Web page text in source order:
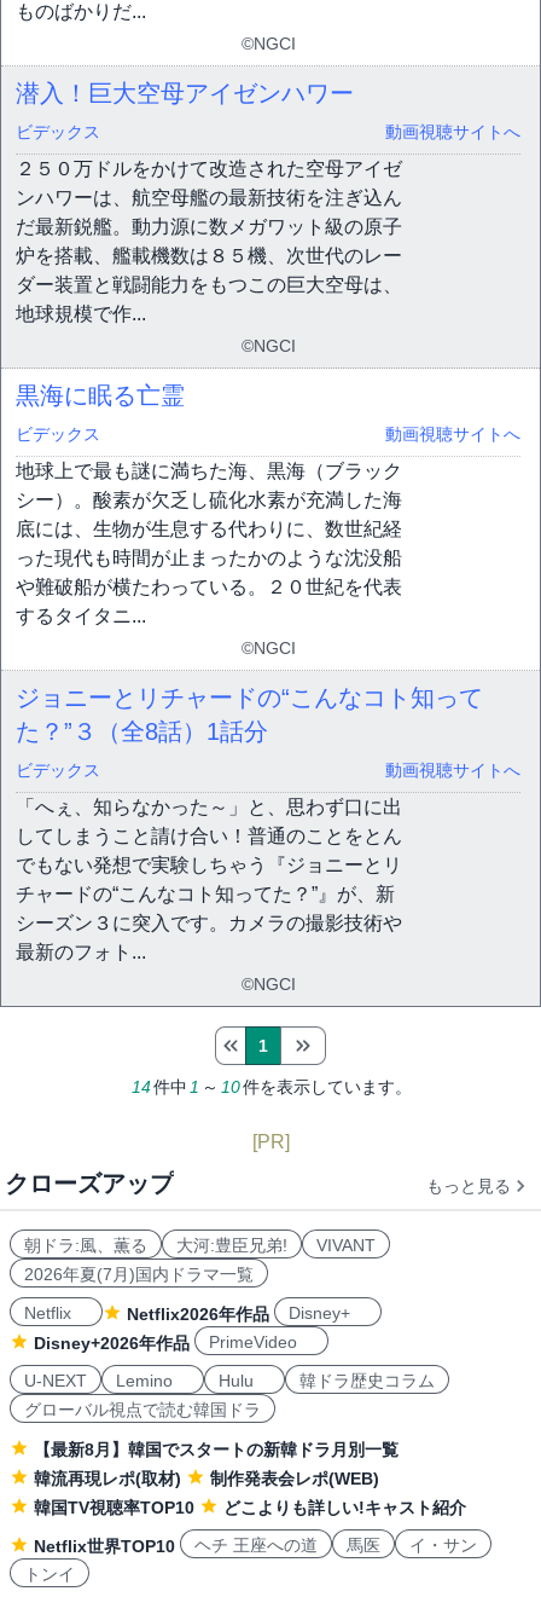
ものばかりだ...
©NGCI
潜入！巨大空母アイゼンハワー
ビデックス 動画視聴サイトへ
２５０万ドルをかけて改造された空母アイゼ
ンハワーは、航空母艦の最新技術を注ぎ込ん
だ最新鋭艦。動力源に数メガワット級の原子
炉を搭載、艦載機数は８５機、次世代のレー
ダー装置と戦闘能力をもつこの巨大空母は、
地球規模で作...
©NGCI
黒海に眠る亡霊
ビデックス 動画視聴サイトへ
地球上で最も謎に満ちた海、黒海（ブラック
シー）。酸素が欠乏し硫化水素が充満した海
底には、生物が生息する代わりに、数世紀経
った現代も時間が止まったかのような沈没船
や難破船が横たわっている。２０世紀を代表
するタイタニ...
©NGCI
ジョニーとリチャードの“こんなコト知って
た？”３（全8話） 1話分
ビデックス 動画視聴サイトへ
「へぇ、知らなかった～」と、思わず口に出
してしまうこと請け合い！普通のことをとん
でもない発想で実験しちゃう『ジョニーとリ
チャードの“こんなコト知ってた？”』が、新
シーズン３に突入です。カメラの撮影技術や
最新のフォト...
©NGCI
14件中 1 ～ 10件を表示しています。
1
[PR]
クローズアップ もっと見る
朝ドラ:風、薫る 大河:豊臣兄弟!
VIVANT
2026年夏(7月)国内ドラマ一覧
Netflix
Netflix2026年作品
Disney+
Disney+2026年作品
PrimeVideo
U-NEXT
Lemino Hulu
韓ドラ歴史コラム
グローバル視点で読む韓国ドラ
【最新8月】韓国でスタートの新韓ドラ月別一覧
韓流再現レポ(取材)
制作発表会レポ(WEB)
韓国TV視聴率TOP10
どこよりも詳しい!キャスト紹介
Netflix世界TOP10
ヘチ 王座への道 馬医
イ・サン
トンイ